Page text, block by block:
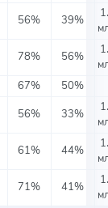
56% 39%
78% 56%
67%
50%
56% 33%
61% 44%
71% 41%